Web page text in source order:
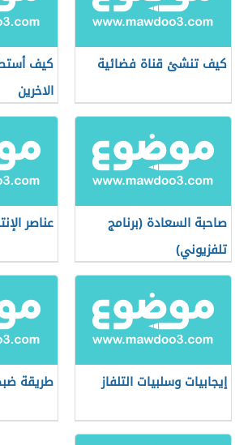
كيف تنشئ قناة فضائية
كيف
الاخرين
صاحبة السعادة (برنامج
تلفزيوني)
عناصر
إيجابيات وسلبيات التلفاز طريقة